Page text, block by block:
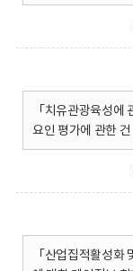
「치유관광육성에
요인 평가에 관한 건
「산업집적활성화